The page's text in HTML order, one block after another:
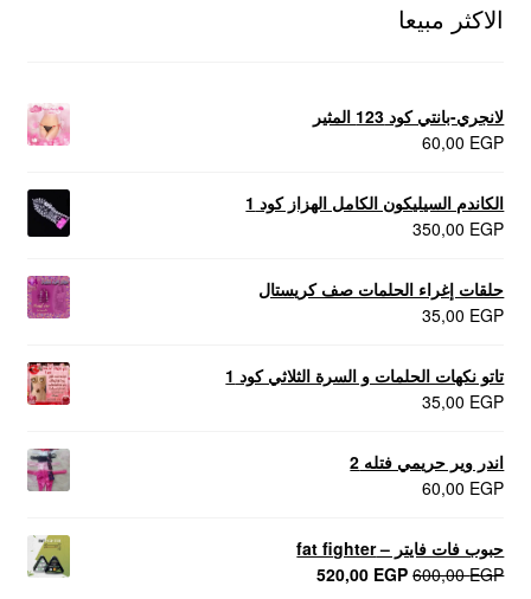
الاكثر مبيعا
لانجري-بانتي كود 123 المثير
60,00 EGP
الكاندم السيليكون الكامل الهزاز كود 1
350,00 EGP
حلقات إغراء الحلمات صف كريستال
35,00 EGP
تاتو نكهات الحلمات و السرة الثلاثي كود 1
35,00 EGP
اندر وير حريمي فتله 2
60,00 EGP
حبوب فات فايتر – fat fighter
600,00EGP
السعر520,00 EGP
السعر